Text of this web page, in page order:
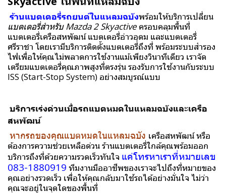
ร้านแบตเตอรี่รถยนต์ในแหลมฉบังพร้อมให้บริการเปลี่ยน
แบตเตอรี่สำหรับ Mazda 2 Skyactiveครอบคลุมพื้นที่
แบตเตอรี่เครือสหพัฒน์ แบตเตอรี่อ่าวอุดม และแบตเตอรี่
ศรีราชา โดยเรามีบริการติดตั้งแบตเตอรี่ถึงที่ พร้อมระบบสำรอง
ไฟเพื่อให้คุณไม่พลาดการใช้งานแม้เพียงวินาทีเดียว เราจัด
เตรียมแบตเตอรี่คุณภาพสูงที่ตรงรุ่น รองรับการใช้งานกับระบบ
ISS (Start-Stop System) อย่างสมบูรณ์แบบ
บริการเร่งด่วนเมื่อรถแบตหมดในแหลมฉบังและเครือ
สหพัฒน์
หากรถของคุณแบตหมดในแหลมฉบัง เครือสหพัฒน์ หรือ
ต้องการความช่วยเหลือด่วน ร้านแบตเตอรี่ใกล้คุณพร้อมออก
บริการถึงที่ด้วยความรวดเร็วทันใจ แค่โทรหาเราที่หมายเลข
083-1880919 ทีมงานมืออาชีพของเราจะไปถึงที่หมายของ
คุณอย่างรวดเร็ว เพื่อให้คุณกลับมาใช้รถได้อย่างมั่นใจ ไม่ว่า
คุณจะอยู่ในจุดใดของพื้นที่